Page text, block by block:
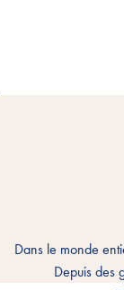
Dans le monde
Depuis des